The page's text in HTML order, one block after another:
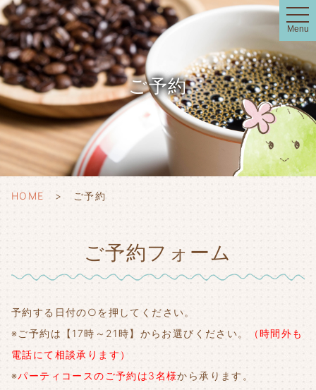
t
o
g
g
l
e
n
a
v
i
g
a
t
i
o
n
Menu
ご予約
HOME ご予約
ご予約フォーム
予約する日付の○を押してください。
※ご予約は【17時～21時】からお選びください。
（時間外も
電話にて相談承ります）
※パーティコースのご予約は3名様から承ります。